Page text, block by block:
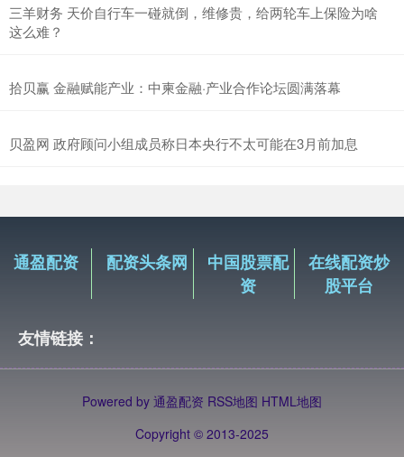
三羊财务 天价自行车一碰就倒，维修贵，给两轮车上保险为啥
这么难？
拾贝赢 金融赋能产业：中柬金融·产业合作论坛圆满落幕
贝盈网 政府顾问小组成员称日本央行不太可能在3月前加息
通盈配资 配资头条网
中国股票配
资
在线配资炒
股平台
友情链接：
Powered by 通盈配资 RSS地图 HTML地图
Copyright © 2013-2025